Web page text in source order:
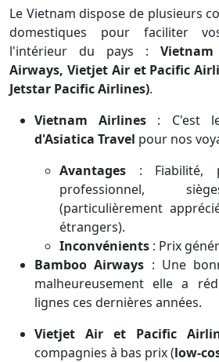
Le Vietnam dispose de plusieurs
domestiques pour faciliter
l'intérieur du pays :
Airways, Vietjet Air et Pacific
Jetstar Pacific Airlines).
Vietnam Airlines : C'est
d'Asiatica Travel pour nos
Avantages : Fiabilité,
professionnel,
(particulièrement
étrangers).
Inconvénients : Prix
Bamboo Airways : Une
malheureusement elle a
lignes ces dernières années.
Vietjet Air et Pacific
compagnies à bas prix (low-